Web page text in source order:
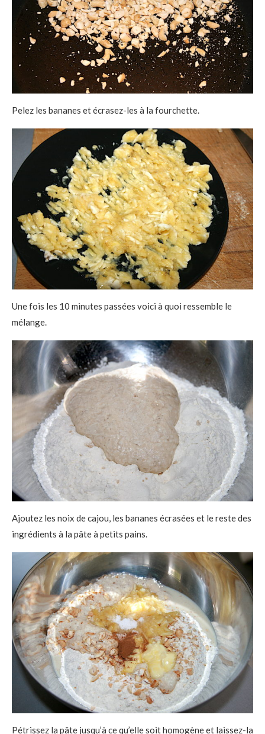
Pelez les bananes et écrasez-les à la fourchette.
Une fois les 10 minutes passées voici à quoi ressemble le
mélange.
Ajoutez les noix de cajou, les bananes écrasées et le reste des
ingrédients à la pâte à petits pains.
Pétrissez la pâte jusqu’à ce qu’elle soit homogène et laissez-la